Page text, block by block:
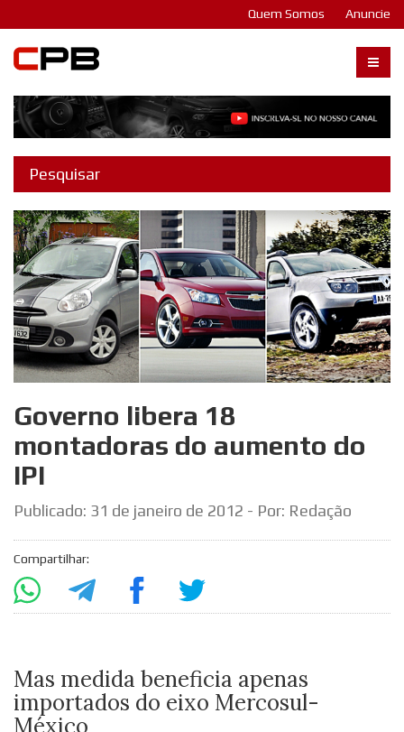
Quem Somos Anuncie
Governo libera 18
montadoras do aumento do
IPI
Publicado: 31 de janeiro de 2012 - Por: Redação
Compartilhar:
Mas medida beneficia apenas
importados do eixo Mercosul-
México